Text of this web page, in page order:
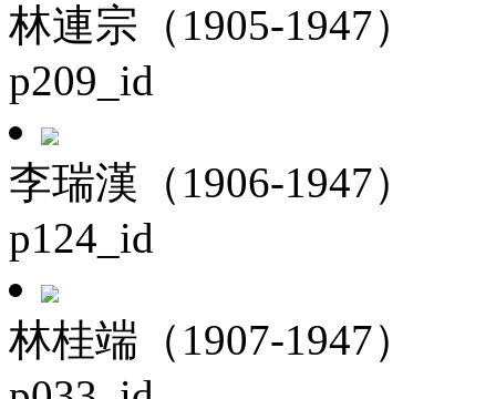
林連宗（1905-1947）
p209_id
李瑞漢（1906-1947）
p124_id
林桂端（1907-1947）